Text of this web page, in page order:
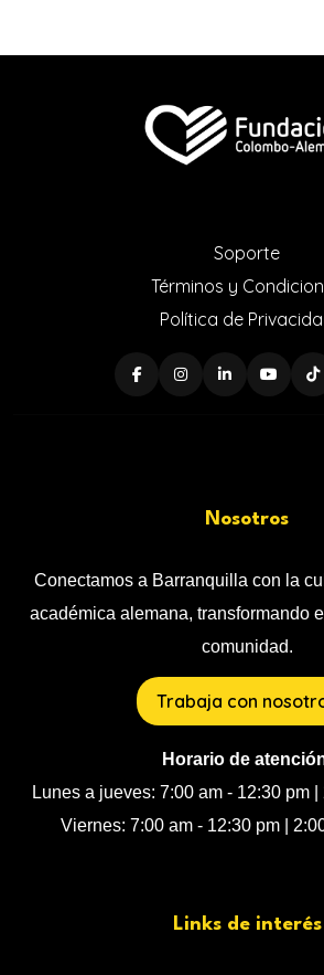
Soporte
Términos y
Política de
Nosotros
Conectamos a Barranquilla con la
académica alemana, transformando
comunidad.
Trabaja con
Horario de
Lunes a jueves: 7:00 am - 12:30 pm
Viernes: 7:00 am - 12:30 pm |
Links de interés